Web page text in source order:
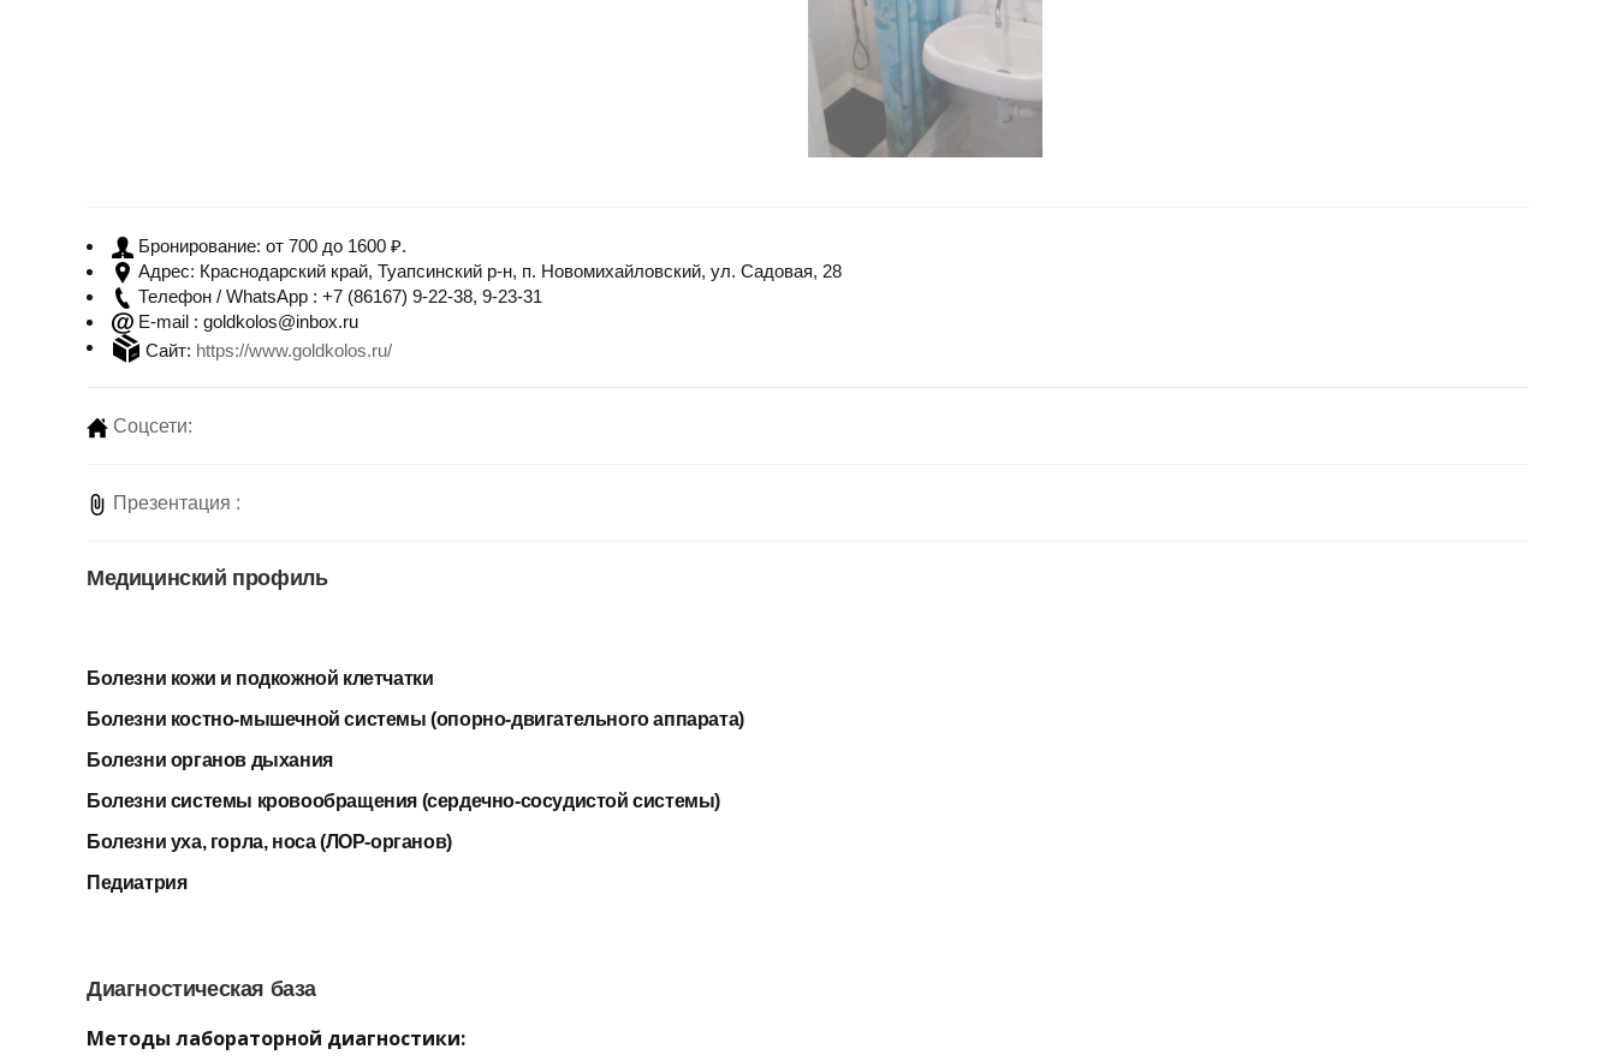
Бронирование: от 700 до 1600 ₽.
Адрес: Краснодарский край, Туапсинский р-н, п. Новомихайловский, ул. Садовая, 28
Телефон / WhatsApp : +7 (86167) 9-22-38, 9-23-31
E-mail : goldkolos@inbox.ru
Сайт: https://www.goldkolos.ru/
Соцсети:
Презентация :
Медицинский профиль
Болезни кожи и подкожной клетчатки
Болезни костно-мышечной системы (опорно-двигательного аппарата)
Болезни органов дыхания
Болезни системы кровообращения (сердечно-сосудистой системы)
Болезни уха, горла, носа (ЛОР-органов)
Педиатрия
Диагностическая база
Методы лабораторной диагностики: